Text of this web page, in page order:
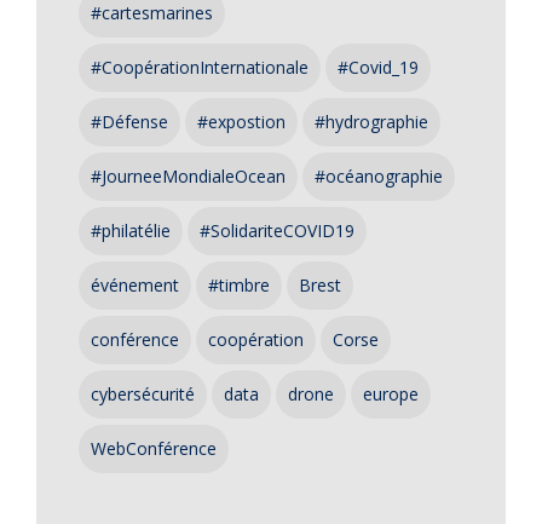
#cartesmarines
#CoopérationInternationale #Covid_19
#Défense #expostion #hydrographie
#JourneeMondialeOcean #océanographie
#philatélie #SolidariteCOVID19
événement #timbre Brest
conférence coopération Corse
cybersécurité data drone europe
WebConférence